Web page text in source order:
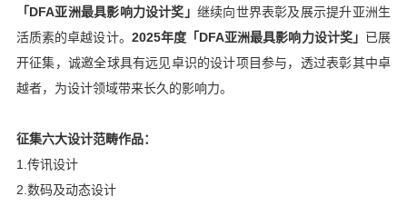
「DFA亚洲最具影响力设计奖」 继续向世界表彰及展示提升亚洲生
活质素的卓越设计。 2025年度「DFA亚洲最具影响力设计奖」 已展
开征集，诚邀全球具有远见卓识的设计项目参与，透过表彰其中卓
越者，为设计领域带来长久的影响力。
征集六大设计范畴作品：
1.传讯设计
2.数码及动态设计